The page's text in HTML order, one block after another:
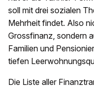
soll mit drei sozialen
Mehrheit findet. Also
Grossfinanz, sondern
Familien und
tiefen
Die Liste aller